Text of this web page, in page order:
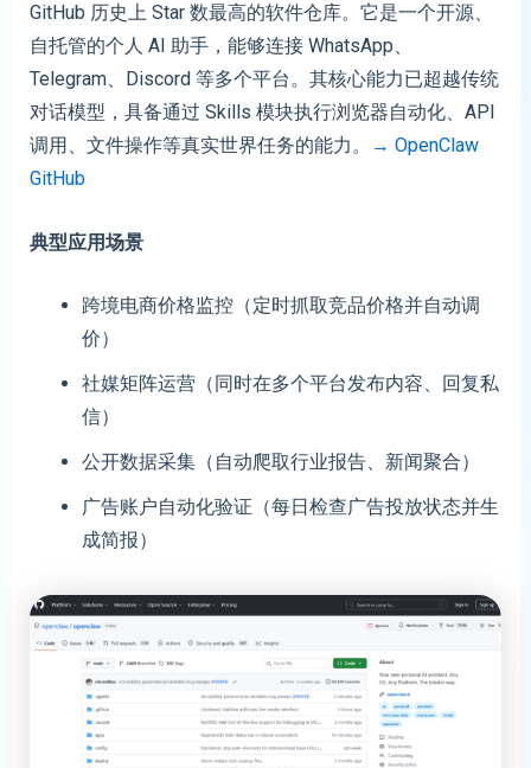
GitHub 历史上 Star 数最高的软件仓库。它是一个开源、
自托管的个人 AI 助手，能够连接 WhatsApp、
Telegram、Discord 等多个平台。其核心能力已超越传统
对话模型，具备通过 Skills 模块执行浏览器自动化、API
调用、文件操作等真实世界任务的能力。
→ OpenClaw
GitHub
典型应用场景
跨境电商价格监控（定时抓取竞品价格并自动调
价）
社媒矩阵运营（同时在多个平台发布内容、回复私
信）
公开数据采集（自动爬取行业报告、新闻聚合）
广告账户自动化验证（每日检查广告投放状态并生
成简报）